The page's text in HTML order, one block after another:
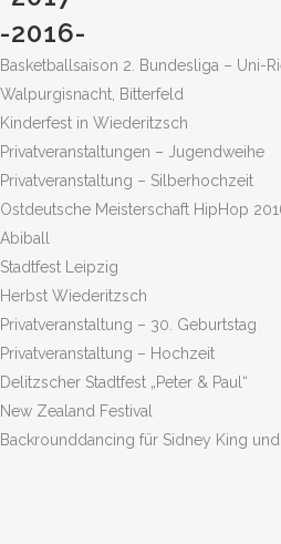
-2016-
Basketballsaison 2. Bundesliga – Uni-
Walpurgisnacht, Bitterfeld
Kinderfest in Wiederitzsch
Privatveranstaltungen – Jugendweihe
Privatveranstaltung – Silberhochzeit
Ostdeutsche Meisterschaft HipHop
Abiball
Stadtfest Leipzig
Herbst Wiederitzsch
Privatveranstaltung – 30. Geburtstag
Privatveranstaltung – Hochzeit
Delitzscher Stadtfest „Peter & Paul“
New Zealand Festival
Backrounddancing für Sidney King